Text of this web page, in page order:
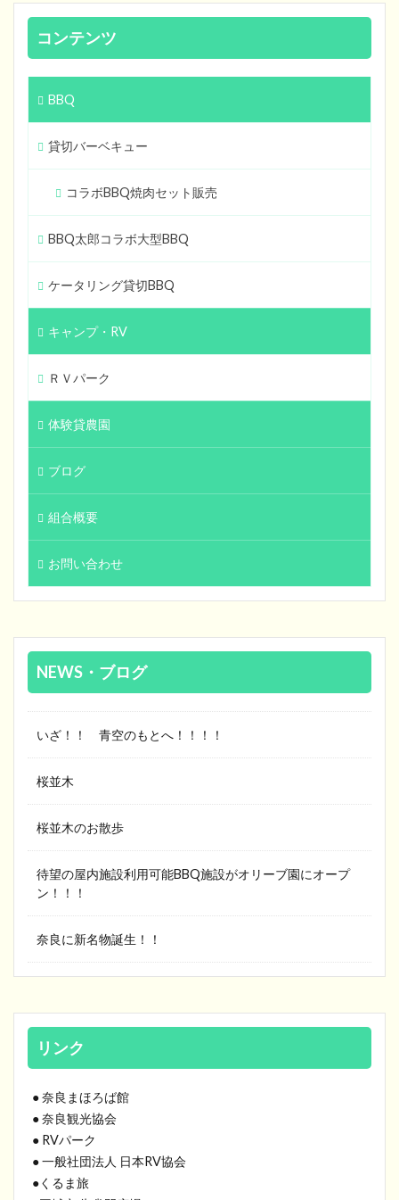
コンテンツ
BBQ
貸切バーベキュー
コラボBBQ焼肉セット販売
BBQ太郎コラボ大型BBQ
ケータリング貸切BBQ
キャンプ・RV
ＲＶパーク
体験貸農園
ブログ
組合概要
お問い合わせ
NEWS・ブログ
いざ！！ 青空のもとへ！！！！
桜並木
桜並木のお散歩
待望の屋内施設利用可能BBQ施設がオリーブ園にオープ
ン！！！
奈良に新名物誕生！！
リンク
● 奈良まほろば館
● 奈良観光協会
● RVパーク
● 一般社団法人 日本RV協会
●くるま旅